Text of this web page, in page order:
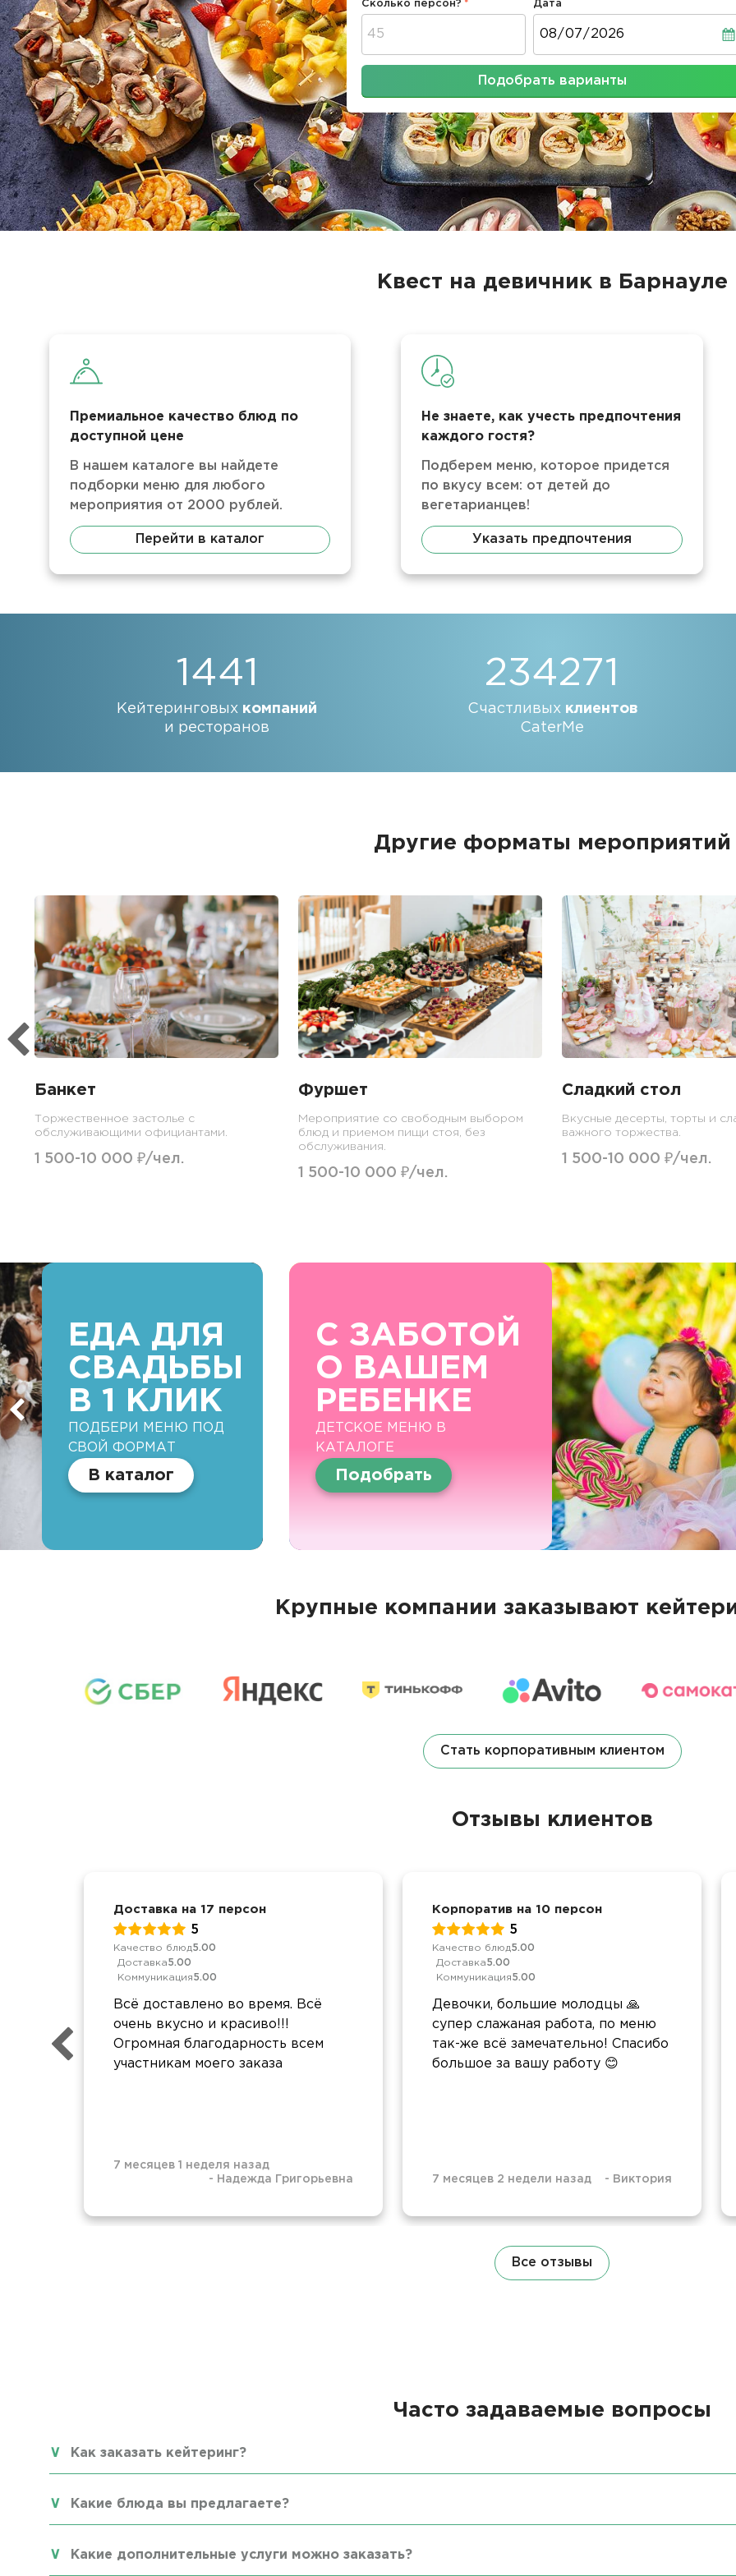
Сколько персон? Дата
Подобрать варианты
Квест на девичник в Барнауле
Премиальное качество блюд по
доступной цене
В нашем каталоге вы найдете
подборки меню для любого
мероприятия от 2000 рублей.
Перейти в каталог
Не знаете, как учесть предпочтения
каждого гостя?
Подберем меню, которое придется
по вкусу всем: от детей до
вегетарианцев!
Указать предпочтения
1441
Кейтеринговых компаний
и ресторанов
234271
Счастливых клиентов
CaterMe
Другие форматы мероприятий
Банкет
Торжественное застолье с
обслуживающими официантами.
1 500-10 000 ₽/чел.
Фуршет
Мероприятие со свободным выбором
блюд и приемом пищи стоя, без
обслуживания.
1 500-10 000 ₽/чел.
Сладкий стол
Вкусные десерты, торты и
важного торжества.
1 500-10 000 ₽/чел.
ЕДА ДЛЯ
СВАДЬБЫ
В 1 КЛИК
ПОДБЕРИ МЕНЮ ПОД
СВОЙ ФОРМАТ
В каталог
С ЗАБОТОЙ
О ВАШЕМ
РЕБЕНКЕ
ДЕТСКОЕ МЕНЮ В
КАТАЛОГЕ
Подобрать
Крупные компании заказывают
Стать корпоративным клиентом
Отзывы клиентов
Доставка на 17 персон
5
Качество блюд5.00
Доставка5.00
Коммуникация5.00
Всё доставлено во время. Всё
очень вкусно и красиво!!!
Огромная благодарность всем
участникам моего заказа
7 месяцев 1 неделя назад
- Надежда Григорьевна
Корпоратив на 10 персон
5
Качество блюд5.00
Доставка5.00
Коммуникация5.00
Девочки, большие молодцы 🙏
супер слажаная работа, по меню
так-же всё замечательно! Спасибо
большое за вашу работу 😊
7 месяцев 2 недели назад - Виктория
Все отзывы
Часто задаваемые вопросы
Как заказать кейтеринг?
Какие блюда вы предлагаете?
Какие дополнительные услуги можно заказать?